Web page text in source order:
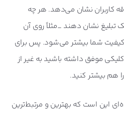
کاربران نشان می‌دهد. هر چه
تبلیغ نشان دهند _مثلاً روی آن
کیفیت شما بیشتر می‌شود. پس برای
موفق داشته باشید به غیر از
هم بیشتر کنید.
این است که بهترین و مرتبط‌ترین